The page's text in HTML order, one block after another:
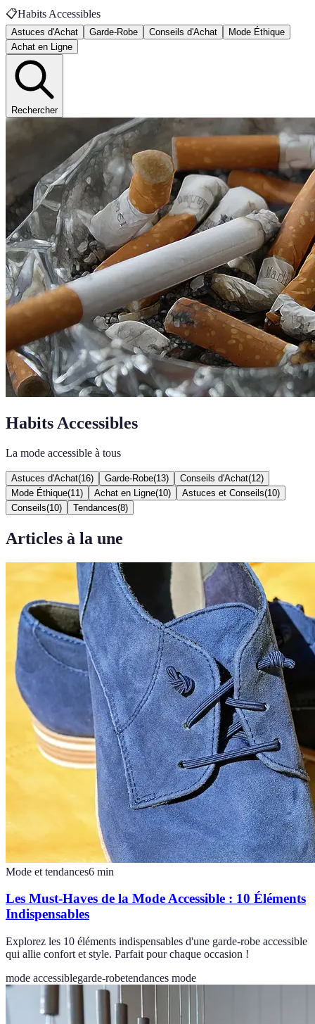
📋Habits Accessibles
Astuces d'Achat Garde-Robe Conseils d'Achat
Mode Éthique
Achat en Ligne
Rechercher
Habits Accessibles
La mode accessible à tous
Astuces d'Achat(16) Garde-Robe(13) Conseils d'Achat(12)
Mode Éthique(11 ) Achat en Ligne(10) Astuces et Conseils(10)
Conseils(10) Tendances(8)
Articles à la une
Mode et tendances6 min
Les Must-Haves de la Mode Accessible : 10 Éléments
Indispensables
Explorez les 10 éléments indispensables d'une garde-robe accessible
qui allie confort et style. Parfait pour chaque occasion !
mode accessiblegarde-robetendances mode